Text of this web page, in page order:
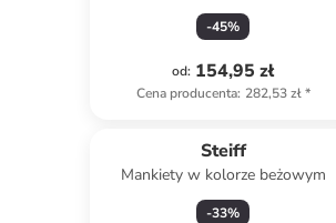
-45%
od: 154,95 zł
Cena producenta: 282,53 zł*
Steiff
Mankiety w kolorze beżowym
-33%